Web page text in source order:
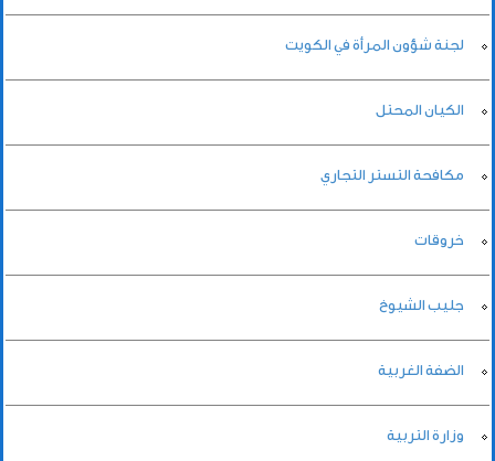
لجنة شؤون المرأة في الكويت
الكيان المحتل
مكافحة التستر التجاري
خروقات
جليب الشيوخ
الضفة الغربية
وزارة التربية